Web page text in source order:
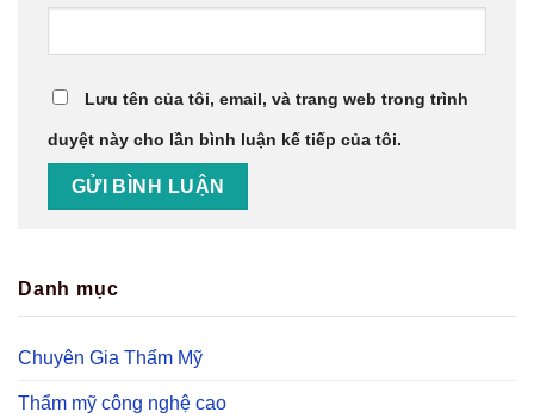
Lưu tên của tôi, email, và trang web trong trình
duyệt này cho lần bình luận kế tiếp của tôi.
Danh mục
Chuyên Gia Thẩm Mỹ
Thẩm mỹ công nghệ cao